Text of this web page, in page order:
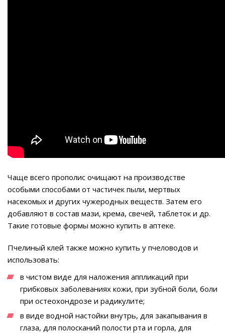
Чаще всего прополис очищают на производстве
особыми способами от частичек пыли, мертвых
насекомых и других чужеродных веществ. Затем его
добавляют в состав мази, крема, свечей, таблеток и др.
Такие готовые формы можно купить в аптеке.
Пчелиный клей также можно купить у пчеловодов и
использовать:
в чистом виде для наложения аппликаций при
грибковых заболеваниях кожи, при зубной боли, боли
при остеохондрозе и радикулите;
в виде водной настойки внутрь, для закапывания в
глаза, для полосканий полости рта и горла, для